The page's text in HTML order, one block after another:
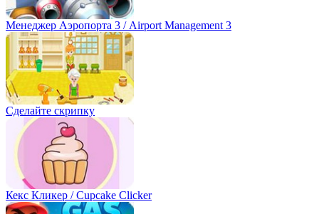
Менеджер Аэропорта 3 / Airport Management 3
Сделайте скрипку
Кекс Кликер / Cupcake Clicker